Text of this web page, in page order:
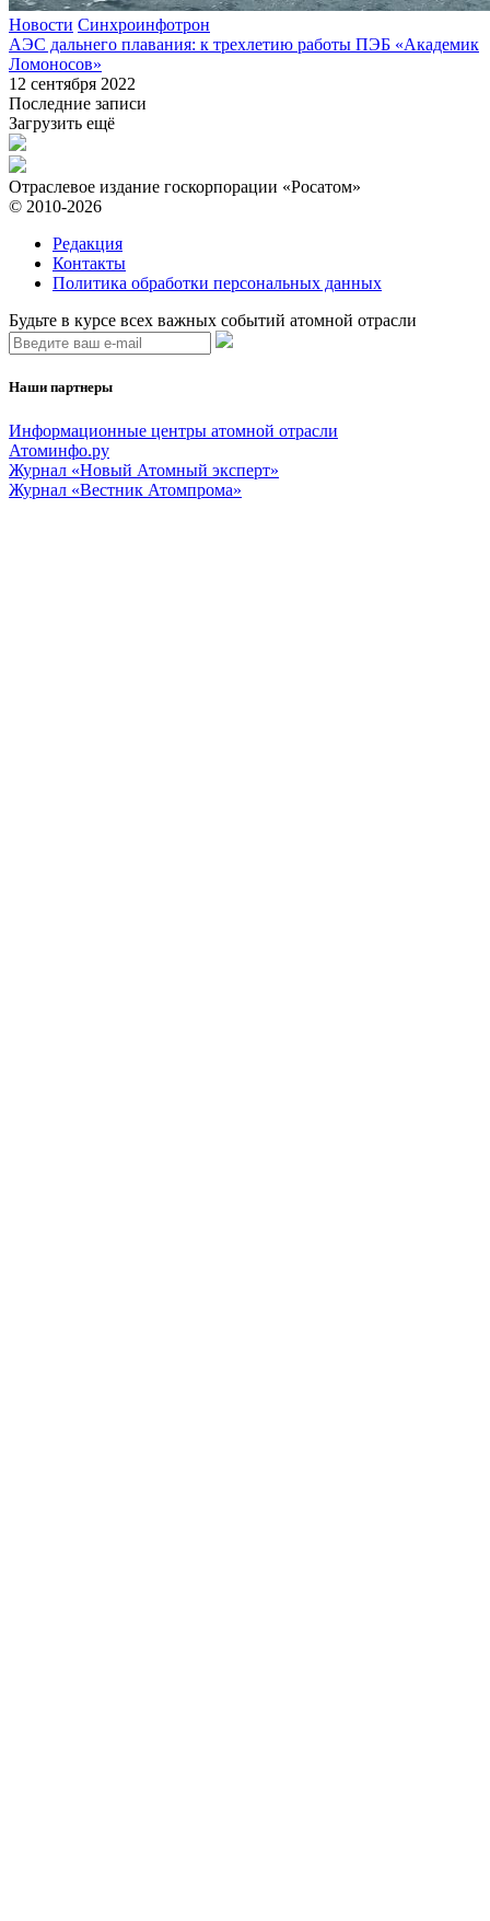
Новости Синхроинфотрон
АЭС дальнего плавания: к трехлетию работы ПЭБ «Академик
Ломоносов»
12 сентября 2022
Последние записи
Загрузить ещё
Отраслевое издание госкорпорации «Росатом»
© 2010-2026
Редакция
Контакты
Политика обработки персональных данных
Будьте в курсе всех важных событий атомной отрасли
Наши партнеры
Информационные центры атомной отрасли
Атоминфо.ру
Журнал «Новый Атомный эксперт»
Журнал «Вестник Атомпрома»